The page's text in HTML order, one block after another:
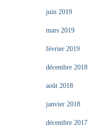
juin 2019
mars 2019
février 2019
décembre 2018
août 2018
janvier 2018
décembre 2017